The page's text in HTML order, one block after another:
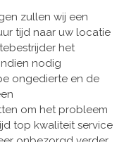
zullen wij een
tijd naar uw locatie
het
nodig
ongedierte en de
om het probleem
top kwaliteit service